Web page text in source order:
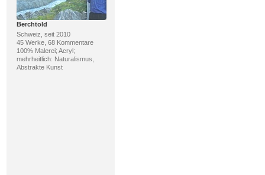
Berchtold
Schweiz, seit 2010
45 Werke, 68 Kommentare
100% Malerei; Acryl;
mehrheitlich: Naturalismus,
Abstrakte Kunst